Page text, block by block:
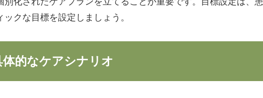
クな目標を設定しましょう。
的なケアシナリオ